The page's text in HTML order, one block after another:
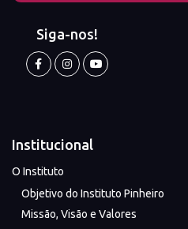
Siga-nos!
Institucional
O Instituto
Objetivo do Instituto Pinheiro
Missão, Visão e Valores